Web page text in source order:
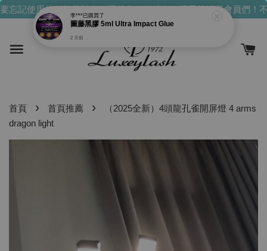
記使用你們的發財金！買越多，送越多！親愛的消費會員們！不
首頁 › 首頁推薦 ›
（2025全新）4頭龍孔雀開屏燈 4 arms
dragon light
2 天前